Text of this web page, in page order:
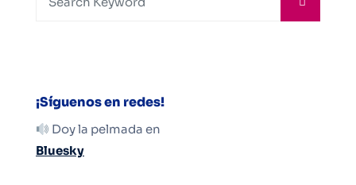
¡Síguenos en redes!
Doy la pelmada en
Bluesky